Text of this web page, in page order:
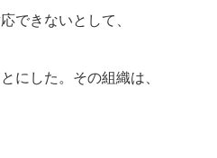
できないとして、
にした。その組織は、